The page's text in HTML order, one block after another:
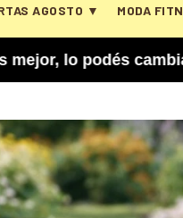
AGOSTO ▼ MODA
cambiar.